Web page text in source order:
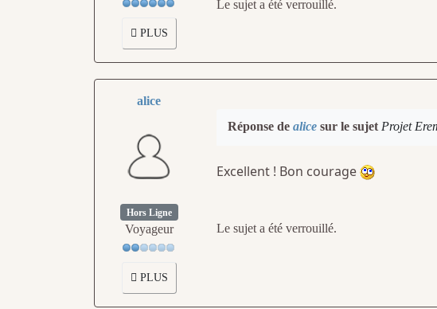
PLUS
Le sujet a été verrouillé.
alice
Hors Ligne
Voyageur
PLUS
Réponse de alicesur le sujet Projet
Excellent ! Bon courage
Le sujet a été verrouillé.